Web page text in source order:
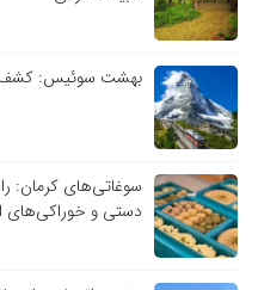
بهشت سوئیس: کشف ۱۰ مکان گردشگری و دیدنی
سوغاتی‌های کرمان:
دستی و خوراکی‌های